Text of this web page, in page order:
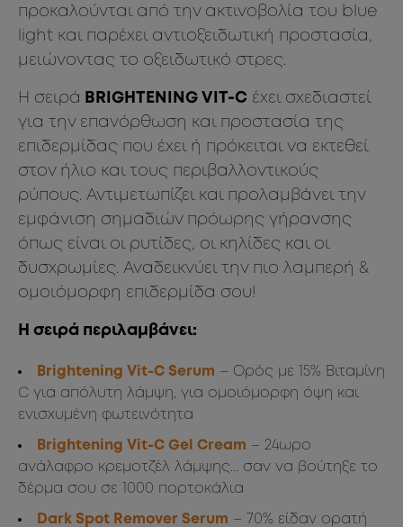
προκαλούνται από την ακτινοβολία του blue
light και παρέχει αντιοξειδωτική προστασία,
μειώνοντας το οξειδωτικό στρες.
Η σειρά BRIGHTENING VIT-C έχει σχεδιαστεί
για την επανόρθωση και προστασία της
επιδερμίδας που έχει ή πρόκειται να εκτεθεί
στον ήλιο και τους περιβαλλοντικούς
ρύπους. Αντιμετωπίζει και προλαμβάνει την
εμφάνιση σημαδιών πρόωρης γήρανσης
όπως είναι οι ρυτίδες, οι κηλίδες και οι
δυσχρωμίες. Αναδεικνύει την πιο λαμπερή &
ομοιόμορφη επιδερμίδα σου!
Η σειρά περιλαμβάνει:
Brightening Vit-C Serum – Ορός με 15% Βιταμίνη
C για απόλυτη λάμψη, για ομοιόμορφη όψη και
ενισχυμένη φωτεινότητα
Brightening Vit-C Gel Cream – 24ωρο
ανάλαφρο κρεμοτζέλ λάμψης... σαν να βούτηξε το
δέρμα σου σε 1000 πορτοκάλια
Dark Spot Remover Serum – 70% είδαν ορατή